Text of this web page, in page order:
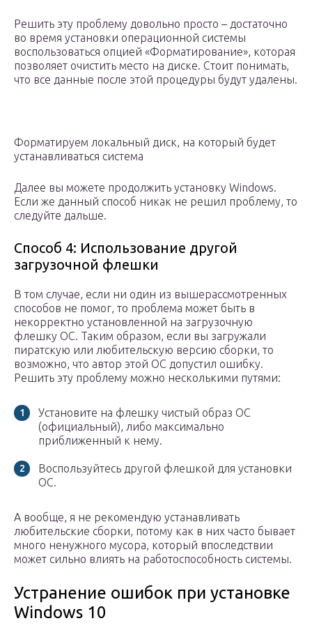
Решить эту проблему довольно просто – достаточно
во время установки операционной системы
воспользоваться опцией «Форматирование», которая
позволяет очистить место на диске. Стоит понимать,
что все данные после этой процедуры будут удалены.
Форматируем локальный диск, на который будет
устанавливаться система
Далее вы можете продолжить установку Windows.
Если же данный способ никак не решил проблему, то
следуйте дальше.
Способ 4: Использование другой
загрузочной флешки
В том случае, если ни один из вышерассмотренных
способов не помог, то проблема может быть в
некорректно установленной на загрузочную
флешку ОС. Таким образом, если вы загружали
пиратскую или любительскую версию сборки, то
возможно, что автор этой ОС допустил ошибку.
Решить эту проблему можно несколькими путями:
Установите на флешку чистый образ ОС
(официальный), либо максимально
приближенный к нему.
Воспользуйтесь другой флешкой для установки
ОС.
А вообще, я не рекомендую устанавливать
любительские сборки, потому как в них часто бывает
много ненужного мусора, который впоследствии
может сильно влиять на работоспособность системы.
Устранение ошибок при установке
Windows 10